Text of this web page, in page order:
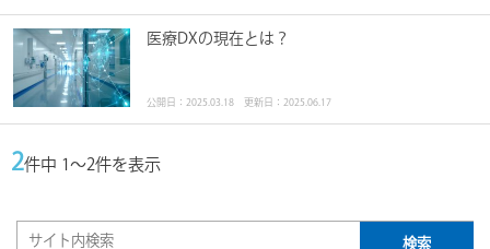
医療DXの現在とは？
公開日：2025.03.18 更新日：2025.06.17
2件中 1～2件を表示